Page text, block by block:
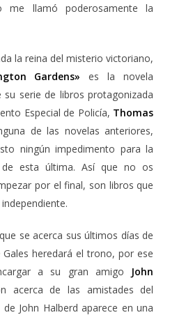
me llamó poderosamente la
la reina del misterio victoriano,
Gardens»es la novela
serie de libros protagonizada
Especial de Policía, Thomas
de las novelas anteriores,
ningún impedimento para la
esta última. Así que no os
por el final, son libros que
se acerca sus últimos días de
heredará el trono, por ese
a su gran amigo John
acerca de las amistades del
John Halberd aparece en una